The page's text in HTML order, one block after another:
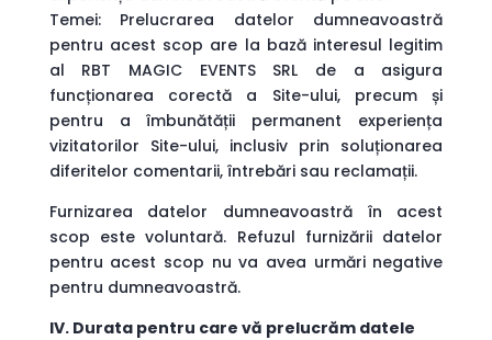
Temei: Prelucrarea datelor dumneavoastră
pentru acest scop are la bază interesul legitim
al RBT MAGIC EVENTS SRL de a asigura
funcționarea corectă a Site-ului, precum și
pentru a îmbunătății permanent experiența
vizitatorilor Site-ului, inclusiv prin soluționarea
diferitelor comentarii, întrebări sau reclamații.
Furnizarea datelor dumneavoastră în acest
scop este voluntară. Refuzul furnizării datelor
pentru acest scop nu va avea urmări negative
pentru dumneavoastră.
IV. Durata pentru care vă prelucrăm datele